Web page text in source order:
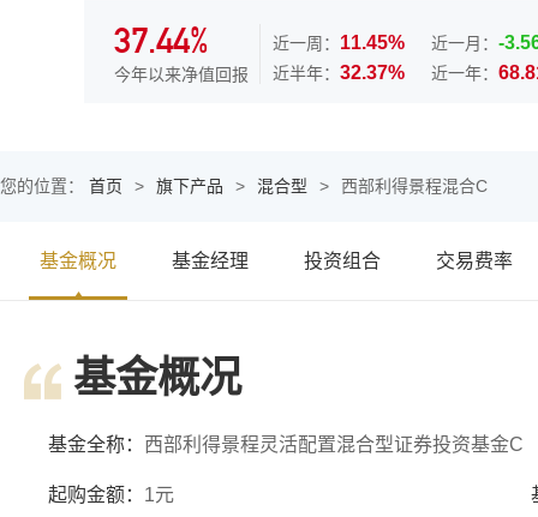
37.44%
今年以来净值回报
近一周： 11.45%
近半年： 32.37%
近一月： -
近一年：
您的位置： 首页 > 旗下产品 > 混合型 > 西部利得景程混合C
基金概况 基金经理 投资组合 交易费率
基金概况
基金全称： 西部利得景程灵活配置混合型证券投资基金C
起购金额： 1元